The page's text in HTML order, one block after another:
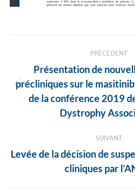
des
articles
PRÉCÉDENT
Article
:
Présentation de
précliniques sur le masitinib
de la conférence 2019
Dystrophy
SUIVANT
Article
suivant
Levée de la décision de
cliniques par